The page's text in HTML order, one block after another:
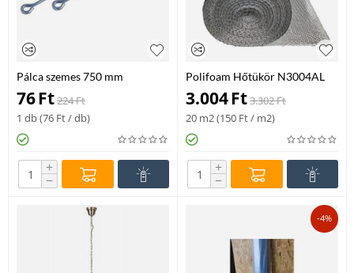
Pálca szemes 750 mm
76Ft224Ft
1 db (76 Ft/ db)
+
−
Polifoam Hőtükör N3004AL
4x550x5000mm
3.004Ft3.302Ft
20 m2 (150 Ft/ m2)
+
−
-4%